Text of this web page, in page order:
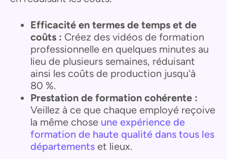
Efficacité en termes de temps et de
coûts : Créez des vidéos de formation
professionnelle en quelques minutes au
lieu de plusieurs semaines, réduisant
ainsi les coûts de production jusqu'à
80 %.
Prestation de formation cohérente :
Veillez à ce que chaque employé reçoive
la même chose une expérience de
formation de haute qualité dans tous les
départements et lieux.